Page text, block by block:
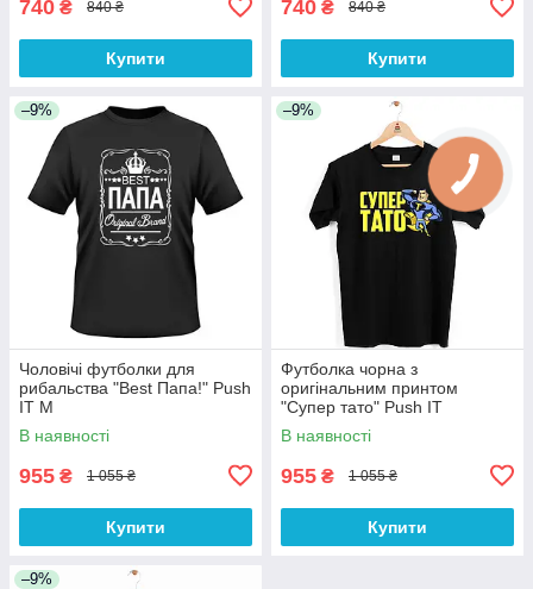
740 ₴ 840 ₴
Купити
740 ₴ 840 ₴
Купити
–9%
Чоловічі футболки для
рибальства "Best Папа!" Push
IT M
В наявності
955 ₴ 1 055 ₴
Купити
–9%
Футболка чорна з
оригінальним принтом
"Супер тато" Push IT
В наявності
955 ₴ 1 055 ₴
Купити
–9%